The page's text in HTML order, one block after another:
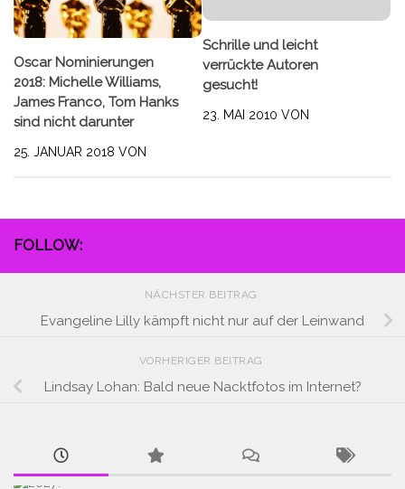
Oscar Nominierungen
2018: Michelle Williams,
James Franco, Tom Hanks
sind nicht darunter
25. JANUAR 2018 VON
Schrille und leicht
verrückte Autoren
gesucht!
23. MAI 2010 VON
FOLLOW:
NÄCHSTER BEITRAG
Evangeline Lilly kämpft nicht nur auf der Leinwand
VORHERIGER BEITRAG
Lindsay Lohan: Bald neue Nacktfotos im Internet?